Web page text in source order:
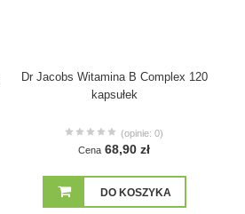
Dr Jacobs Witamina B Complex 120
kapsułek
(opinie: 0)
Cena 68,90 zł
DO KOSZYKA